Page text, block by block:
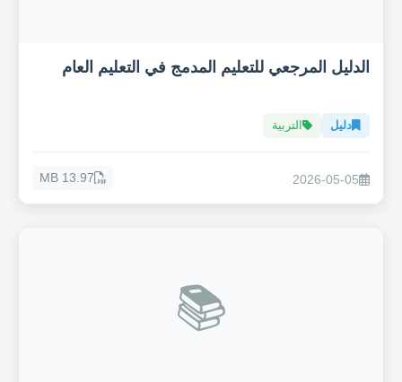
الدليل المرجعي للتعليم المدمج في التعليم العام
دليل التربية
2026-05-05
13.97 MB
📚